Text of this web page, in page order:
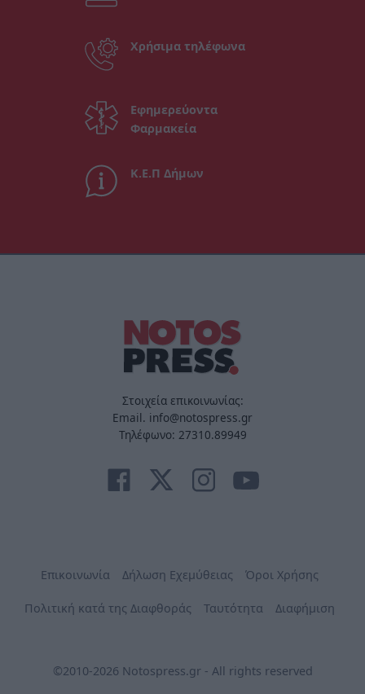
Χρήσιμα τηλέφωνα
Εφημερεύοντα
Φαρμακεία
Κ.Ε.Π Δήμων
Στοιχεία επικοινωνίας:
Email. info@notospress.gr
Τηλέφωνο: 27310.89949
Επικοινωνία Δήλωση Εχεμύθειας Όροι Χρήσης
Πολιτική κατά της Διαφθοράς Ταυτότητα Διαφήμιση
©2010-2026 Notospress.gr - All rights reserved